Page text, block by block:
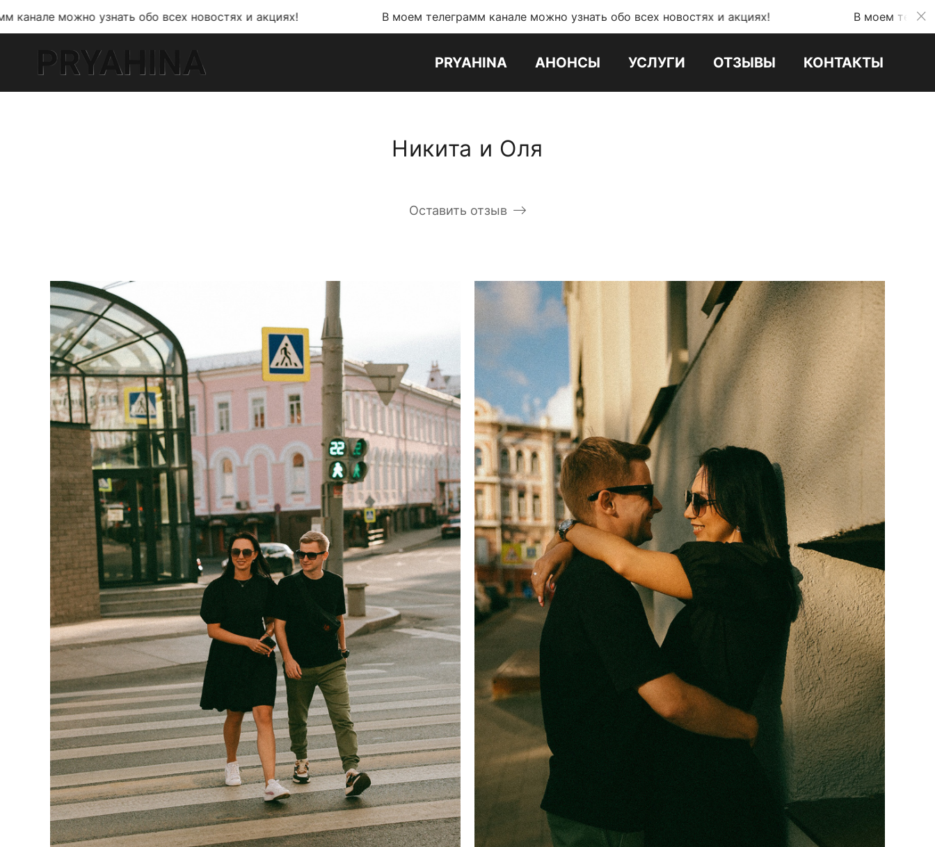
PRYAHINA АНОНСЫ УСЛУГИ ОТЗЫВЫ КОНТАКТЫ
Никита и Оля
Оставить отзыв
узнать обо всех новостях и акциях! В моем телеграмм канале можно узнать обо всех новостях и акциях! В моем телеграмм